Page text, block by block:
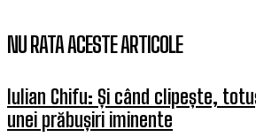
NU RATA ACESTE ARTICOLE
Iulian Chifu: Și când clipește,
unei prăbușiri iminente